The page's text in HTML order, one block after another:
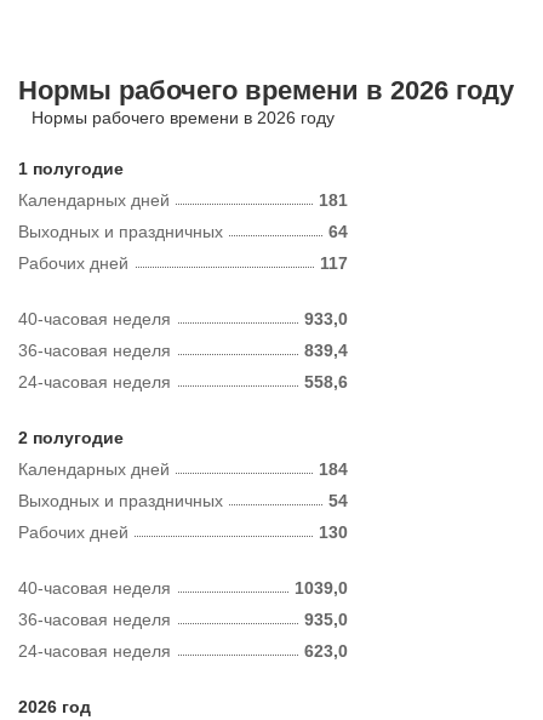
Нормы рабочего времени в 2026 году
Нормы рабочего времени в 2026 году
1 полугодие
Календарных дней
181
Рабочих дней 117
Выходных и праздничных 64
40-часовая неделя
933,0
36-часовая неделя
839,4
24-часовая неделя
558,6
2 полугодие
Календарных дней
184
Рабочих дней 130
Выходных и праздничных 54
40-часовая неделя
1039,0
36-часовая неделя
935,0
24-часовая неделя
623,0
2026 год